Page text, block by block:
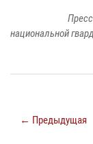
национальной
← Предыдущая